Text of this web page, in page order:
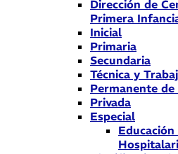
Dirección de
Primera
Inicial
Primaria
Secundaria
Técnica y
Permanente
Privada
Especial